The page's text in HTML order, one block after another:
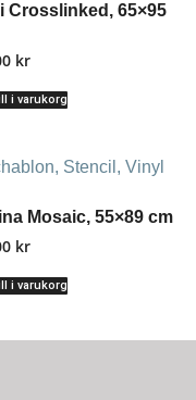
Crosslinked, 65×95
kr
i varukorg
Mosaic, 55×89 cm
kr
i varukorg